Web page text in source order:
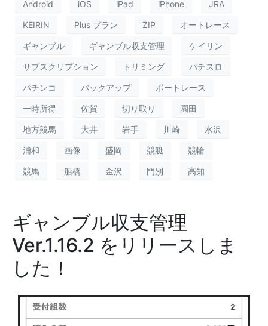
Android iOS iPad iPhone JRA
KEIRIN Plus プラン ZIP オートレース
ギャンブル ギャンブル収支管理 ケイリン
サブスクリプション トリミング パチスロ
パチンコ バックアップ ボートレース
一時所得 佐賀 切り取り 園田
地方競馬 大井 岩手 川崎 水沢
浦和 画像 盛岡 競艇 競輪
競馬 船橋 金沢 門別 高知
ギャンブル収支管理
Ver.1.16.2 をリリースしま
した！